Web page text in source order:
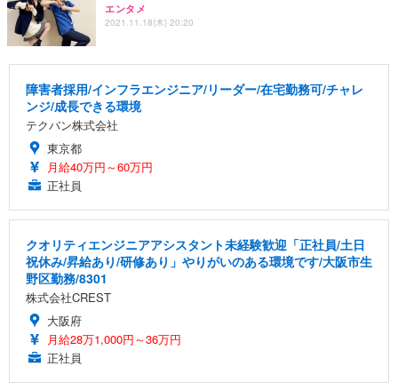
エンタメ
2021.11.18(木) 20:20
障害者採用/インフラエンジニア/リーダー/在宅勤務可/チャレ
ンジ/成長できる環境
テクバン株式会社
東京都
月給40万円～60万円
正社員
クオリティエンジニアアシスタント未経験歓迎「正社員/土日
祝休み/昇給あり/研修あり」やりがいのある環境です/大阪市生
野区勤務/8301
株式会社CREST
大阪府
月給28万1,000円～36万円
正社員